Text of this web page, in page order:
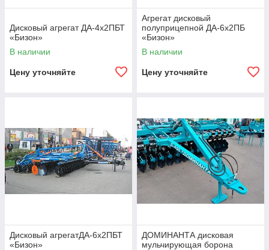
Дисковый агрегат ДА-4х2ПБТ
«Бизон»
В наличии
Цену уточняйте
Агрегат дисковый
полуприцепной ДА-6х2ПБ
«Бизон»
В наличии
Цену уточняйте
Дисковый агрегатДА-6х2ПБТ
«Бизон»
ДОМИНАНТА дисковая
мульчирующая борона